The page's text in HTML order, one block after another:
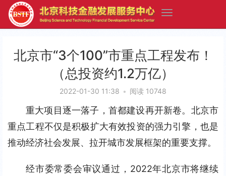
北京市“3个100”市重点工程发布！
（总投资约1.2万亿）
2022-01-30 11:38 • 阅读 10748
重大项目逐一落子，首都建设再开新卷。北京市
重点工程不仅是积极扩大有效投资的强力引擎，也是
推动经济社会发展、拉开城市发展框架的重要支撑。
经市委常委会审议通过，2022年北京市将继续